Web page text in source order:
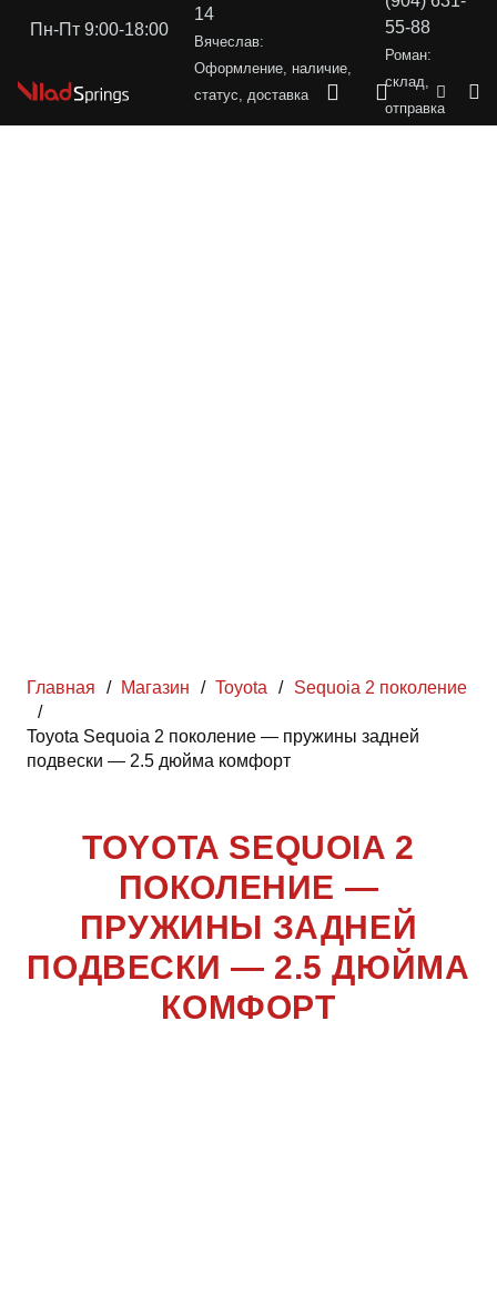
Пн-Пт 9:00-18:00
14
Вячеслав:
Оформление, наличие,
статус, доставка
55-88
Роман:
склад,
отправка
Главная / Магазин / Toyota /
Sequoia 2 поколение
/
Toyota Sequoia 2 поколение — пружины задней
подвески — 2.5 дюйма комфорт
TOYOTA SEQUOIA 2
ПОКОЛЕНИЕ —
ПРУЖИНЫ ЗАДНЕЙ
ПОДВЕСКИ — 2.5 ДЮЙМА
КОМФОРТ